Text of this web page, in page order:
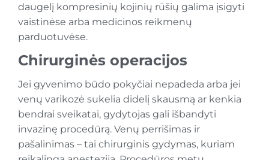
daugelį kompresinių kojinių rūšių galima įsigyti
vaistinėse arba medicinos reikmenų
parduotuvėse.
Chirurginės operacijos
Jei gyvenimo būdo pokyčiai nepadeda arba jei
venų varikozė sukelia didelį skausmą ar kenkia
bendrai sveikatai, gydytojas gali išbandyti
invazinę procedūrą. Venų perrišimas ir
pašalinimas – tai chirurginis gydymas, kuriam